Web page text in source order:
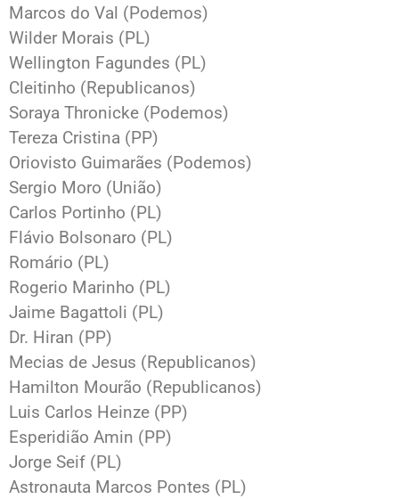
Marcos do Val (Podemos)
Wilder Morais (PL)
Wellington Fagundes (PL)
Cleitinho (Republicanos)
Soraya Thronicke (Podemos)
Tereza Cristina (PP)
Oriovisto Guimarães (Podemos)
Sergio Moro (União)
Carlos Portinho (PL)
Flávio Bolsonaro (PL)
Romário (PL)
Rogerio Marinho (PL)
Jaime Bagattoli (PL)
Dr. Hiran (PP)
Mecias de Jesus (Republicanos)
Hamilton Mourão (Republicanos)
Luis Carlos Heinze (PP)
Esperidião Amin (PP)
Jorge Seif (PL)
Astronauta Marcos Pontes (PL)